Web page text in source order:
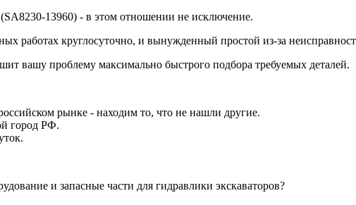
13960) - в этом отношении не исключение.
работах круглосуточно, и вынужденный простой из-за
вашу проблему максимально быстрого подбора требуемых деталей.
рынке - находим то, что не нашли другие.
город РФ.
и запасные части для гидравлики экскаваторов?